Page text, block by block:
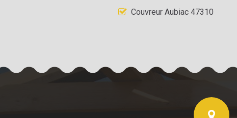
Couvreur Aubiac 47310